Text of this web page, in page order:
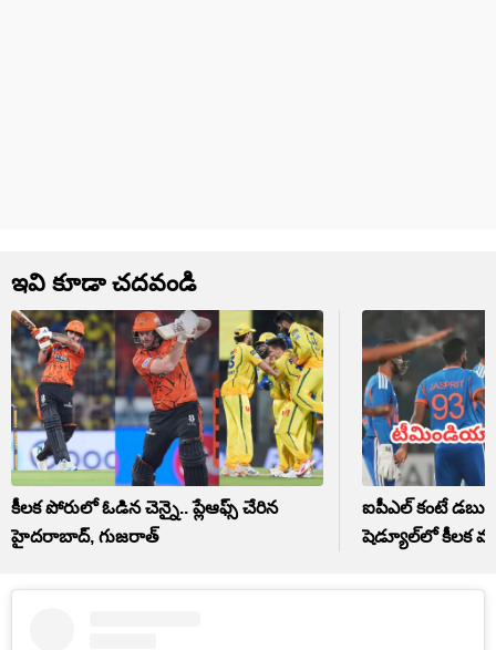
ఇవి కూడా చదవండి
కీలక పోరులో ఓడిన చెన్నై.. ప్లేఆఫ్స్ చేరిన
హైదరాబాద్, గుజరాత్
ఐపీఎల్ కంటే
షెడ్యూల్‌లో కీలక